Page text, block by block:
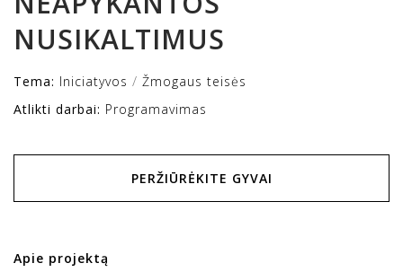
NUSIKALTIMUS
Tema: Iniciatyvos / Žmogaus teisės
Atlikti darbai: Programavimas
PERŽIŪRĖKITE GYVAI
Apie projektą